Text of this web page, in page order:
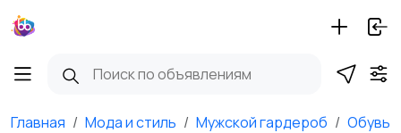
Главная Мода и стиль Мужской гардероб Обувь